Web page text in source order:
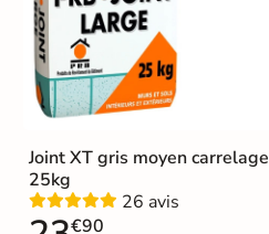
Résistant au Gel
Variation de la
couleur
Conditionnement Boite
Choix
Joint XT gris moyen carrelage
25kg
26 avis
€90